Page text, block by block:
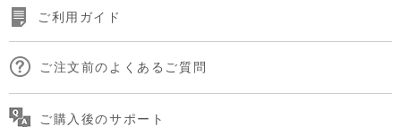
ご利用ガイド
ご注文前のよくあるご質問
ご購入後のサポート